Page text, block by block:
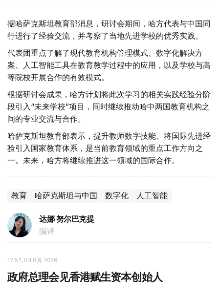
据哈萨克斯坦教育部消息，研讨会期间，哈方代表与中国同
行进行了经验交流，并考察了当地先进学校的优秀实践。
代表团重点了解了现代教育机构管理模式、数字化解决方
案、人工智能工具在教育教学过程中的应用，以及学校与高
等院校开展合作的有效模式。
根据研讨会成果，哈方计划将此次学习的相关实践经验分阶
段引入“未来学校”项目，同时继续推动哈中两国教育机构之
间的专业交流与合作。
哈萨克斯坦教育部表示，提升教师数字技能、将国际先进经
验引入国家教育体系，是当前教育领域的重点工作方向之
一。未来，哈方将继续推进这一领域的国际合作。
教育 哈萨克斯坦与中国 数字化 人工智能
达娜 努尔巴克提
编译
17:52, 04 8月 2026
政府总理会见香港赋生资本创始人